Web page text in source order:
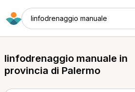
linfodrenaggio manuale
linfodrenaggio manuale in
provincia di Palermo